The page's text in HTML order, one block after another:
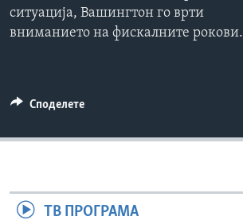
ИНТЕРВЈУА
Јазици
ситуација, Вашингтон го врти
вниманието на фискалните рокови.
Споделете
ТВ ПРОГРАМА